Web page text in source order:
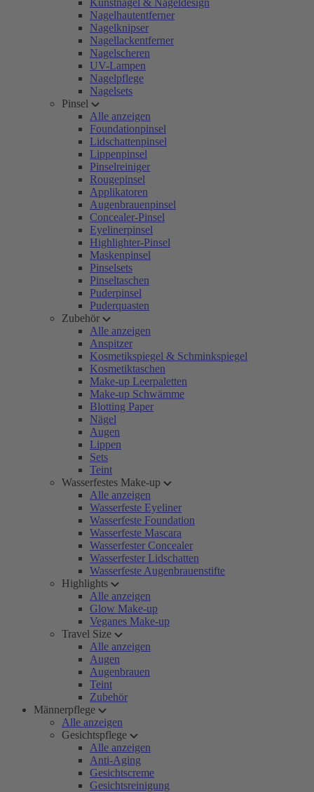
Kunstnägel & Nageldesign
Nagelhautentferner
Nagelknipser
Nagellackentferner
Nagelscheren
UV-Lampen
Nagelpflege
Nagelsets
Pinsel
Alle anzeigen
Foundationpinsel
Lidschattenpinsel
Lippenpinsel
Pinselreiniger
Rougepinsel
Applikatoren
Augenbrauenpinsel
Concealer-Pinsel
Eyelinerpinsel
Highlighter-Pinsel
Maskenpinsel
Pinselsets
Pinseltaschen
Puderpinsel
Puderquasten
Zubehör
Alle anzeigen
Anspitzer
Kosmetikspiegel & Schminkspiegel
Kosmetiktaschen
Make-up Leerpaletten
Make-up Schwämme
Blotting Paper
Nägel
Augen
Lippen
Sets
Teint
Wasserfestes Make-up
Alle anzeigen
Wasserfeste Eyeliner
Wasserfeste Foundation
Wasserfeste Mascara
Wasserfester Concealer
Wasserfester Lidschatten
Wasserfeste Augenbrauenstifte
Highlights
Alle anzeigen
Glow Make-up
Veganes Make-up
Travel Size
Alle anzeigen
Augen
Augenbrauen
Teint
Zubehör
Männerpflege
Alle anzeigen
Gesichtspflege
Alle anzeigen
Anti-Aging
Gesichtscreme
Gesichtsreinigung